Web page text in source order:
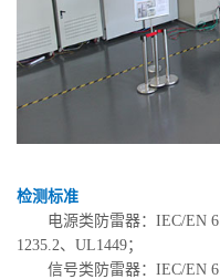
检测标准
电源类防雷器：IEC/EN
1235.2、UL1449；
信号类防雷器：IEC/EN